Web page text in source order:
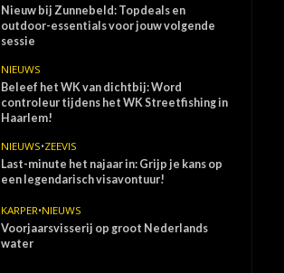
Nieuw bij Zunnebeld: Topdeals en
outdoor-essentials voor jouw volgende
sessie
NIEUWS
Beleef het WK van dichtbij: Word
controleur tijdens het WK Streetfishing in
Haarlem!
NIEUWS•ZEEVIS
Last-minute het najaar in: Grijp je kans op
een legendarisch visavontuur!
KARPER•NIEUWS
Voorjaarsvisserij op groot Nederlands
water